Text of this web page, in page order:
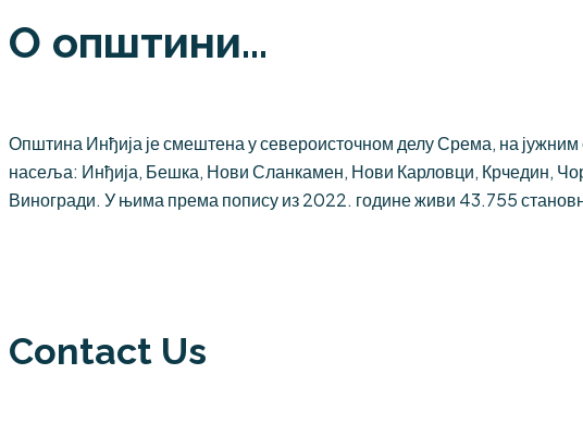
О општини...
Општина Инђија је смештена у североисточном делу Срема, на
насеља: Инђија, Бешка, Нови Сланкамен, Нови Карловци, Крчедин,
Виногради. У њима према попису из 2022. године живи 43.755
Contact Us